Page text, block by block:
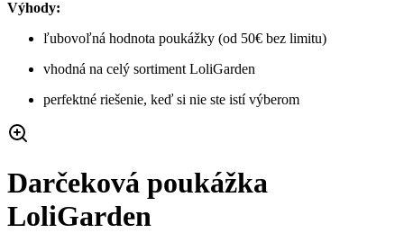
Výhody:
ľubovoľná hodnota poukážky (od 50€ bez limitu)
vhodná na celý sortiment LoliGarden
perfektné riešenie, keď si nie ste istí výberom
Darčeková poukážka
LoliGarden